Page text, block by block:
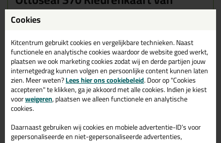
Kitcentrum
lastig zijn om de juiste kleur te kiezen. Daarom hebben wij samen
metOtto-Chemieeen praktische kleurenkaart ontwikkeld.
Hiermee kun je alle S70 kleuren eenvoudig bekijken en met elkaar
vergelijken.
De kleuren op deze kaart zijnrechtstreeks uit de Ottoseal S70
kokers aangebracht. Zo zie je precies hoe de kitkleur er in het
echt uitziet en weet je beter welke kleur het beste past bij jouw
project.
Dankzij dehandige vouwlijnenkun je de kleurenkaart makkelijk
tegen het oppervlak houden dat je wilt afkitten, zoals tegels,
Cookies
Kitcentrum gebruikt cookies en vergelijkbare technieken. Naast
functionele en analytische cookies waardoor de website goed werkt,
plaatsen we ook marketing cookies zodat wij en derde partijen jouw
internetgedrag kunnen volgen en persoonlijke content kunnen laten
zien. Meer weten?Lees hier ons cookiebeleid. Door op "Cookies
accepteren" te klikken, ga je akkoord met alle cookies. Indien je kiest
voorweigeren, plaatsen we alleen functionele en analytische
cookies.
Daarnaast gebruiken wij cookies en mobiele advertentie-ID’s voor
gepersonaliseerde en niet-gepersonaliseerde advertenties,